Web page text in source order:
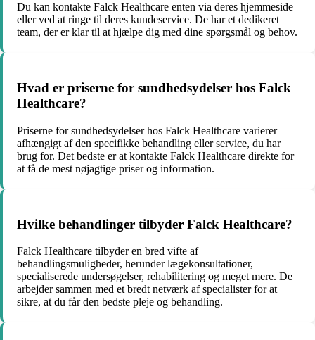
Du kan kontakte Falck Healthcare enten via deres hjemmeside
eller ved at ringe til deres kundeservice. De har et dedikeret
team, der er klar til at hjælpe dig med dine spørgsmål og behov.
Hvad er priserne for sundhedsydelser hos Falck
Healthcare?
Priserne for sundhedsydelser hos Falck Healthcare varierer
afhængigt af den specifikke behandling eller service, du har
brug for. Det bedste er at kontakte Falck Healthcare direkte for
at få de mest nøjagtige priser og information.
Hvilke behandlinger tilbyder Falck Healthcare?
Falck Healthcare tilbyder en bred vifte af
behandlingsmuligheder, herunder lægekonsultationer,
specialiserede undersøgelser, rehabilitering og meget mere. De
arbejder sammen med et bredt netværk af specialister for at
sikre, at du får den bedste pleje og behandling.